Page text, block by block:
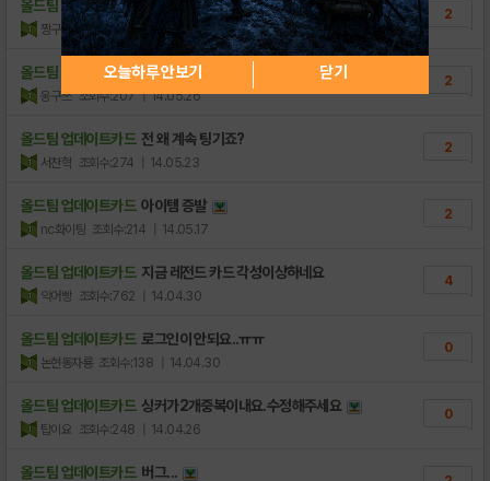
올드팀 업데이트카드 매 실행시 그래픽리소스받는거해결좀요...
짱구와울랄라 조회수:297 | 14.06.03
2
올드팀 업데이트카드 G2 유저인데 마구볼 사려고하면 팅기네요..
옹구쓰 조회수:207 | 14.05.26
2
올드팀 업데이트카드 전 왜 계속 팅기죠?
서찬혁 조회수:274 | 14.05.23
2
올드팀 업데이트카드 아이템 증발
nc화이팅 조회수:214 | 14.05.17
2
올드팀 업데이트카드 지금 레전드 카드 각성이상하네요
악어빵 조회수:762 | 14.04.30
4
올드팀 업데이트카드 로그인이 안되요..ㅠㅠ
논현동자룡 조회수:138 | 14.04.30
0
올드팀 업데이트카드 싱커가2개중복이내요.수정해주세요
탑이요 조회수:248 | 14.04.26
0
올드팀 업데이트카드 버그...
오늘하루 안보기 닫기